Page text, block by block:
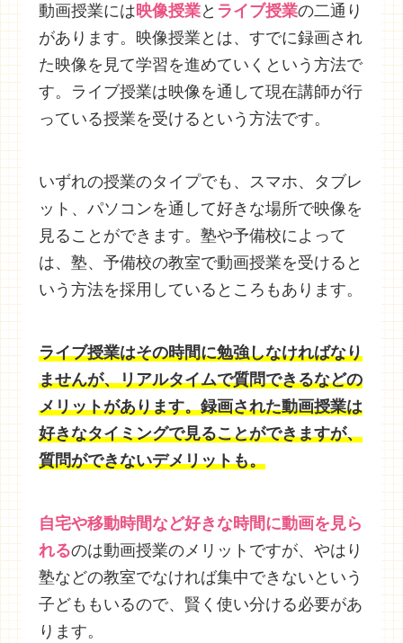
動画授業には 映像授業と ライブ授業の二通り
があります。映像授業とは、すでに録画され
た映像を見て学習を進めていくという方法で
す。ライブ授業は映像を通して現在講師が行
っている授業を受けるという方法です。
いずれの授業のタイプでも、スマホ、タブレ
ット、パソコンを通して好きな場所で映像を
見ることができます。塾や予備校によって
は、塾、予備校の教室で動画授業を受けると
いう方法を採用しているところもあります。
ライブ授業はその時間に勉強しなければなり
ませんが、リアルタイムで質問できるなどの
メリットがあります。録画された動画授業は
好きなタイミングで見ることができますが、
質問ができないデメリットも。
自宅や移動時間など好きな時間に動画を見ら
れるのは動画授業のメリットですが、やはり
塾などの教室でなければ集中できないという
子どももいるので、賢く使い分ける必要があ
ります。